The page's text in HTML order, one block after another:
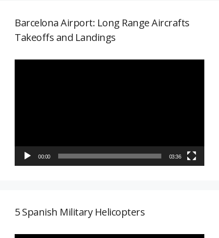
Barcelona Airport: Long Range Aircrafts
Takeoffs and Landings
00:00 03:36
5 Spanish Military Helicopters